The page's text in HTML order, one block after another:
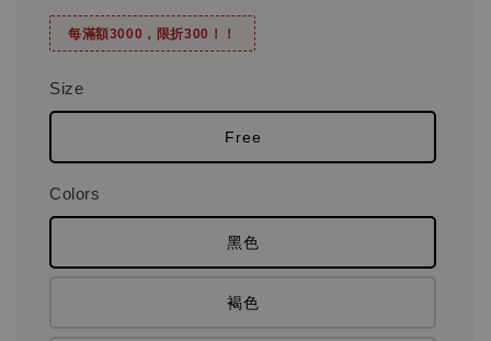
每滿額3000，限折300！！
Size
Free
Colors
黑色
褐色